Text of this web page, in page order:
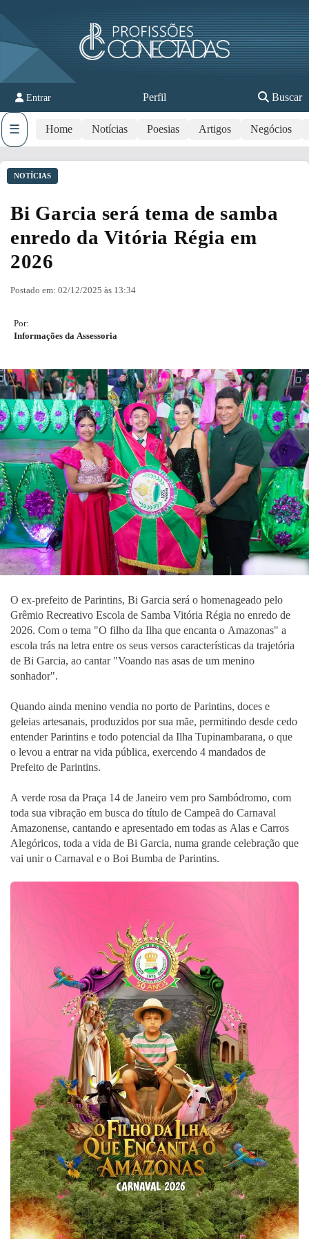
Entrar Perfil Buscar
☰ Home Notícias Poesias Artigos Negócios
NOTÍCIAS
Bi Garcia será tema de samba
enredo da Vitória Régia em
2026
Postado em: 02/12/2025 às 13:34
Por:
Informações da Assessoria
O ex-prefeito de Parintins, Bi Garcia será o homenageado pelo
Grêmio Recreativo Escola de Samba Vitória Régia no enredo de
2026. Com o tema "O filho da Ilha que encanta o Amazonas" a
escola trás na letra entre os seus versos características da trajetória
de Bi Garcia, ao cantar "Voando nas asas de um menino
sonhador".
Quando ainda menino vendia no porto de Parintins, doces e
geleias artesanais, produzidos por sua mãe, permitindo desde cedo
entender Parintins e todo potencial da Ilha Tupinambarana, o que
o levou a entrar na vida pública, exercendo 4 mandados de
Prefeito de Parintins.
A verde rosa da Praça 14 de Janeiro vem pro Sambódromo, com
toda sua vibração em busca do título de Campeã do Carnaval
Amazonense, cantando e apresentado em todas as Alas e Carros
Alegóricos, toda a vida de Bi Garcia, numa grande celebração que
vai unir o Carnaval e o Boi Bumba de Parintins.